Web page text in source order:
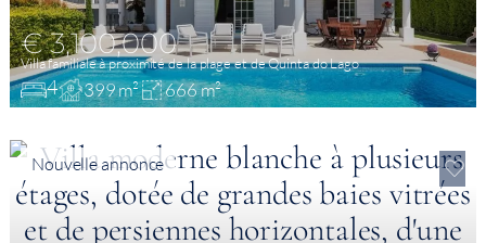
€ 3,100,000
Villa familiale à proximité de la plage et de Quinta do Lago
4 399 m² 666 m²
Nouvelle annonce